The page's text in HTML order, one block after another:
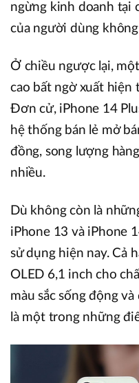
ngừng kinh doanh tại
của người dùng
Ở chiều ngược lại,
cao bất ngờ xuất hiện
Đơn cử, iPhone 14
hệ thống bán lẻ mở
đồng, song lượng
nhiều.
Dù không còn là
iPhone 13 và iPhone
sử dụng hiện nay. Cả
OLED 6,1 inch cho
màu sắc sống động
là một trong những